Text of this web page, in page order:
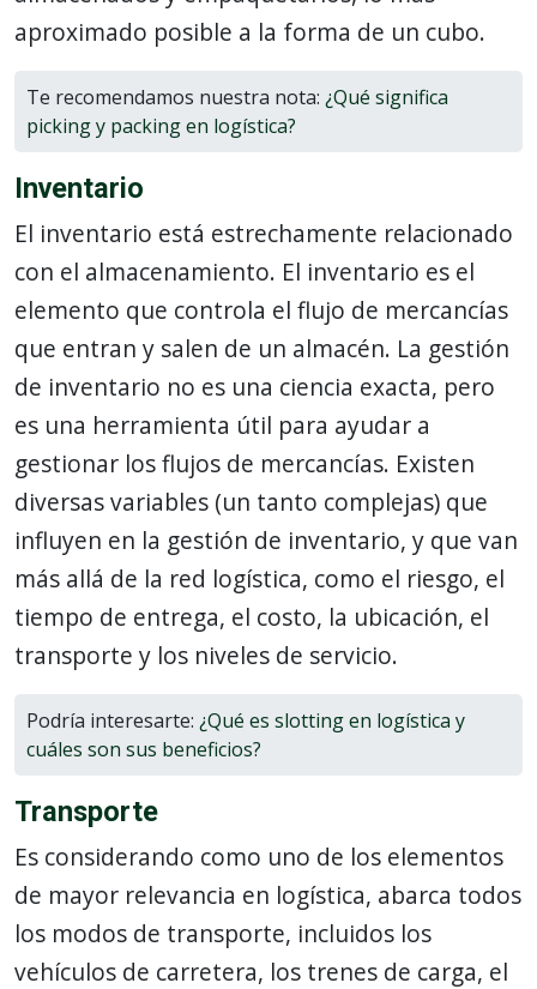
aproximado posible a la forma de un cubo.
Te recomendamos nuestra nota: ¿Qué significa
picking y packing en logística?
Inventario
El inventario está estrechamente relacionado
con el almacenamiento. El inventario es el
elemento que controla el flujo de mercancías
que entran y salen de un almacén. La gestión
de inventario no es una ciencia exacta, pero
es una herramienta útil para ayudar a
gestionar los flujos de mercancías. Existen
diversas variables (un tanto complejas) que
influyen en la gestión de inventario, y que van
más allá de la red logística, como el riesgo, el
tiempo de entrega, el costo, la ubicación, el
transporte y los niveles de servicio.
Podría interesarte: ¿Qué es slotting en logística y
cuáles son sus beneficios?
Transporte
Es considerando como uno de los elementos
de mayor relevancia en logística, abarca todos
los modos de transporte, incluidos los
vehículos de carretera, los trenes de carga, el